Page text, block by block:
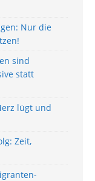
Nur die
sind
statt
lügt und
Zeit,